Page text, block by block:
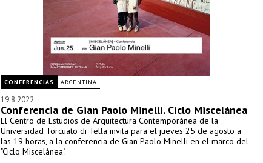
CONFERENCIAS ARGENTINA
19.8.2022
Conferencia de Gian Paolo Minelli. Ciclo Miscelánea
El Centro de Estudios de Arquitectura Contemporánea de la
Universidad Torcuato di Tella invita para el jueves 25 de agosto a
las 19 horas, a la conferencia de Gian Paolo Minelli en el marco del
"Ciclo Miscelánea".